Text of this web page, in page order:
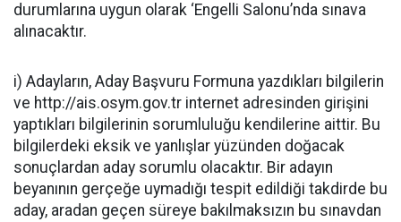
durumlarına uygun olarak ‘Engelli Salonu’nda sınava
alınacaktır.
i) Adayların, Aday Başvuru Formuna yazdıkları bilgilerin
ve http://ais.osym.gov.tr internet adresinden girişini
yaptıkları bilgilerinin sorumluluğu kendilerine aittir. Bu
bilgilerdeki eksik ve yanlışlar yüzünden doğacak
sonuçlardan aday sorumlu olacaktır. Bir adayın
beyanının gerçeğe uymadığı tespit edildiği takdirde bu
aday, aradan geçen süreye bakılmaksızın bu sınavdan